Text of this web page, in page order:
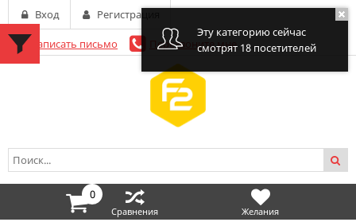
Написать письмо Перезвоните мне
Вход Регистрация
0
Сравнения Желания
Эту категорию сейчас
смотрят 18 посетителей